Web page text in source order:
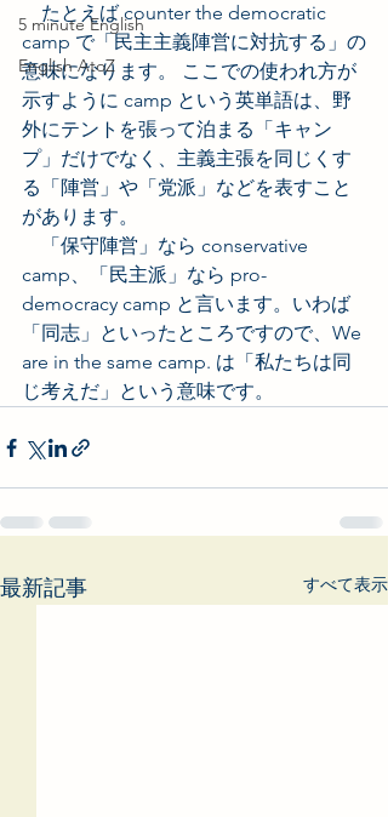
5 minute English
English AtoZ
たとえば counter the democratic
camp で「民主主義陣営に対抗する」の
意味になります。 ここでの使われ方が
示すように camp という英単語は、野
外にテントを張って泊まる「キャン
プ」だけでなく、主義主張を同じくす
る「陣営」や「党派」などを表すこと
があります。
「保守陣営」なら conservative
camp、「民主派」なら pro-
democracy camp と言います。いわば
「同志」といったところですので、We
are in the same camp. は「私たちは同
じ考えだ」という意味です。
最新記事 すべて表示